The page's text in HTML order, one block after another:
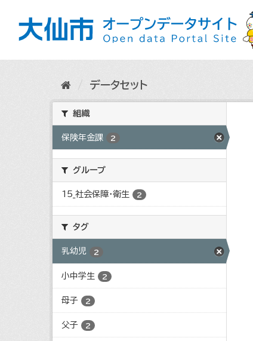
データセット
組織
保険年金課 2
グループ
15_社会保障・衛生 2
タグ
乳幼児 2
小中学生 2
母子 2
父子 2